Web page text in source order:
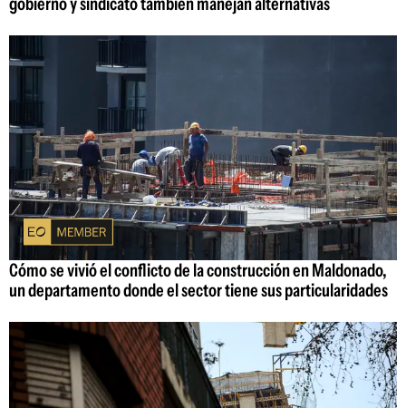
Cómo se vivió el conflicto de la construcción en Maldonado,
un departamento donde el sector tiene sus particularidades